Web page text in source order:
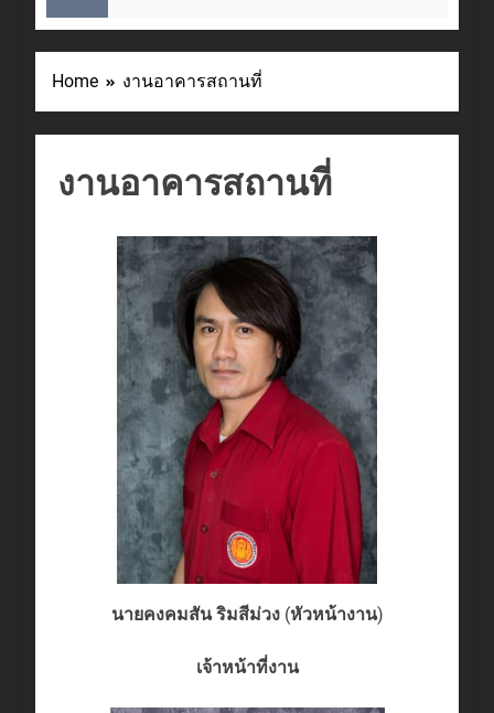
Home งานอาคารสถานที่
งานอาคารสถานที่
นายคงคมสัน ริมสีม่วง(หัวหน้างาน)
เจ้าหน้าที่งาน